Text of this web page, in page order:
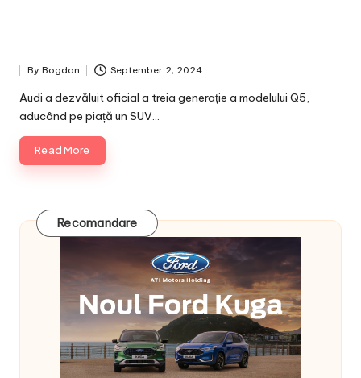
Posted
by
By Bogdan September 2, 2024
Audi a dezvăluit oficial a treia generație a modelului Q5,
aducând pe piață un SUV…
Read More
Recomandare